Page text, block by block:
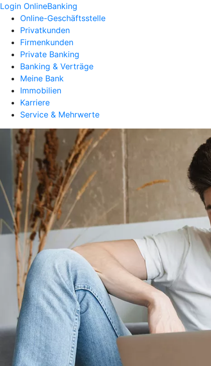
Login OnlineBanking
Online-Geschäftsstelle
Privatkunden
Firmenkunden
Private Banking
Banking & Verträge
Meine Bank
Immobilien
Karriere
Service & Mehrwerte